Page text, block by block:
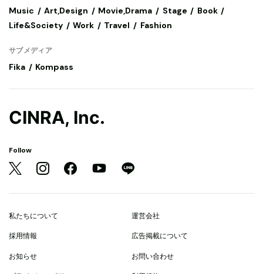
Music Art,Design Movie,Drama Stage
Book
Life&Society
Work Travel Fashion
サブメディア
Fika Kompass
CINRA, Inc.
Follow
私たちについて 運営会社
採用情報 広告掲載について
お知らせ お問い合わせ